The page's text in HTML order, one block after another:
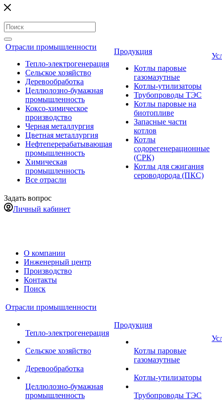
Отрасли промышленности
Тепло-электрогенерация
Сельское хозяйство
Деревообработка
Целлюлозно-бумажная
промышленность
Коксо-химическое
производство
Черная металлургия
Цветная металлургия
Нефтеперерабатывающая
промышленность
Химическая
промышленность
Все отрасли
Продукция
Котлы паровые
газомазутные
Котлы-утилизаторы
Трубопроводы ТЭС
Котлы паровые на
биотопливе
Запасные части
котлов
Котлы
содорегенерационные
(СРК)
Котлы для сжигания
сероводорода (ПКС)
Задать вопрос
Личный кабинет
О компании
Инженерный центр
Производство
Контакты
Поиск
Отрасли промышленности
Тепло-электрогенерация
Сельское хозяйство
Деревообработка
Целлюлозно-бумажная
промышленность
Продукция
Котлы паровые
газомазутные
Котлы-утилизаторы
Трубопроводы ТЭС